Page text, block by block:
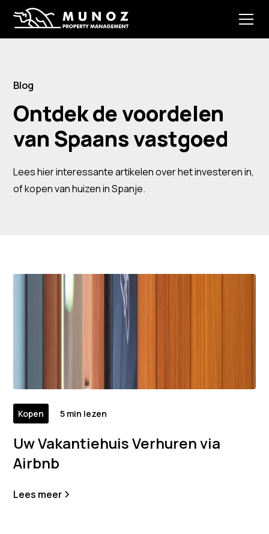
Blog
Ontdek de voordelen
van Spaans vastgoed
Lees hier interessante artikelen over het investeren in,
of kopen van huizen in Spanje.
Kopen 5 min lezen
Uw Vakantiehuis Verhuren via
Airbnb
Lees meer